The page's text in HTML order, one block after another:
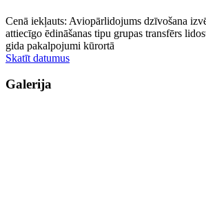
Cenā iekļauts: Aviopārlidojums dzīvošana
attiecīgo ēdināšanas tipu grupas transfērs
gida pakalpojumi kūrortā
Skatīt datumus
Galerija